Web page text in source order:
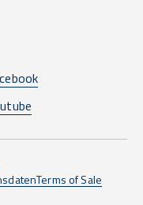
Terms of Sale